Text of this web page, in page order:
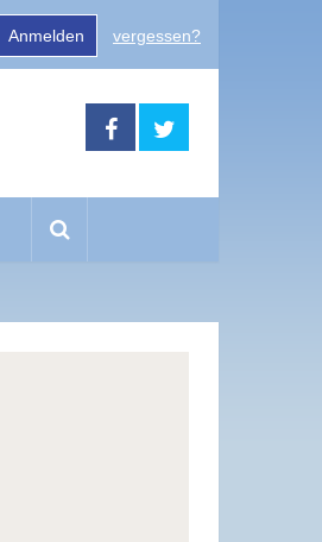
Anmelden vergessen?